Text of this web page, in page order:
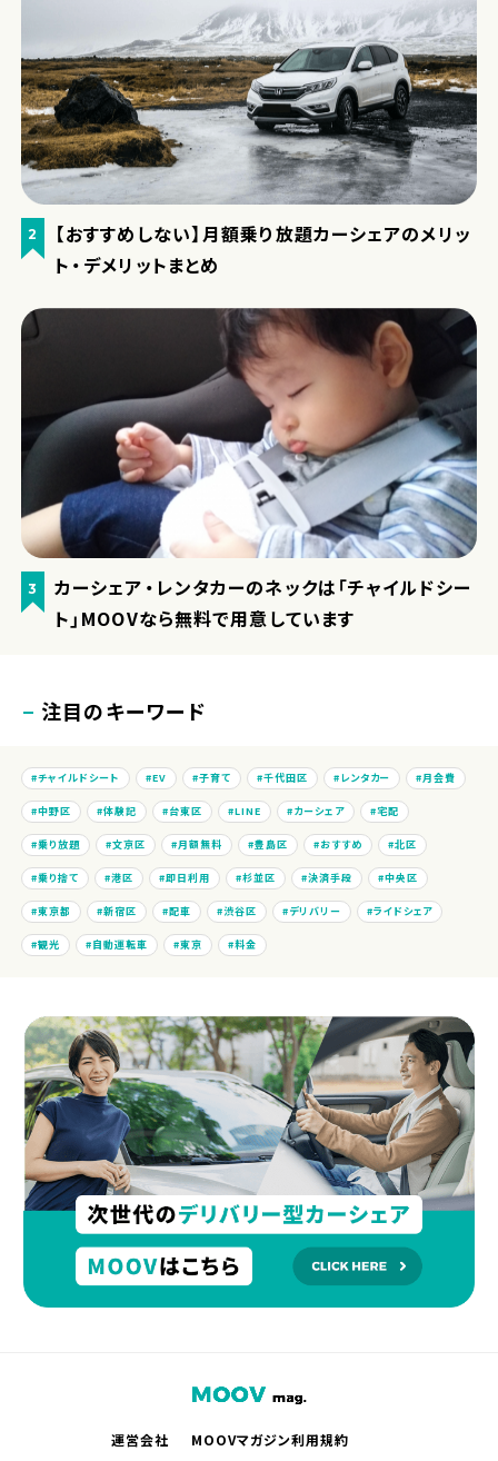
2
【おすすめしない】月額乗り放題カーシェアのメリッ
ト・デメリットまとめ
3
カーシェア・レンタカーのネックは「チャイルドシー
ト」MOOVなら無料で用意しています
注目のキーワード
チャイルドシート EV 子育て 千代田区 レンタカー 月会費
中野区 体験記 台東区 LINE カーシェア 宅配
乗り放題 文京区 月額無料 豊島区 おすすめ 北区
乗り捨て 港区 即日利用 杉並区 決済手段 中央区
東京都 新宿区 配車 渋谷区 デリバリー ライドシェア
観光 自動運転車 東京 料金
運営会社
MOOVマガジン利用規約